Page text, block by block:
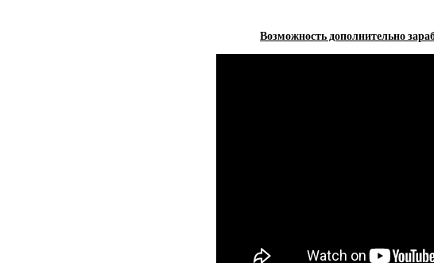
Возможность дополнительно